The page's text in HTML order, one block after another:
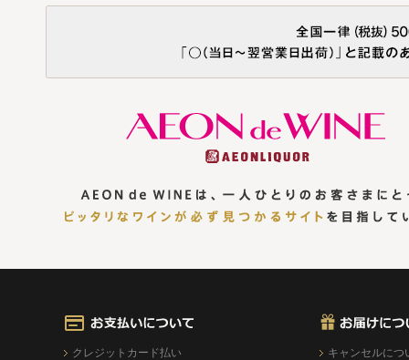
クレジットカード払い
キャンセルにつ